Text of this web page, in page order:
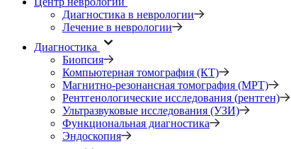
Диагностика в неврологии
Лечение в неврологии
Диагностика
Биопсия
Компьютерная томография (КТ)
Магнитно-резонансная томография (МРТ)
Рентгенологические исследования (рентген)
Ультразвуковые исследования (УЗИ)
Функциональная диагностика
Эндоскопия